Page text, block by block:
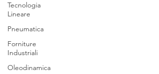
Tecnologia
Lineare
Pneumatica
Forniture
Industriali
Oleodinamica